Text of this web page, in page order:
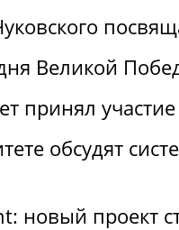
Великой
принял
обсудят
новый проект